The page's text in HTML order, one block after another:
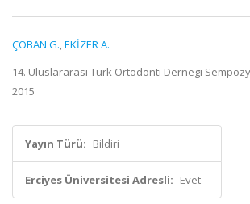
ÇOBAN G.,EKİZER A.
14. Uluslararasi Turk Ortodonti Dernegi
2015
Yayın Türü: Bildiri
Erciyes Üniversitesi Adresli: Evet